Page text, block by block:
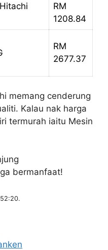
RM
1208.84
RM
2677.37
memang cenderung
Kalau nak harga
termurah iaitu Mesin
bermanfaat!